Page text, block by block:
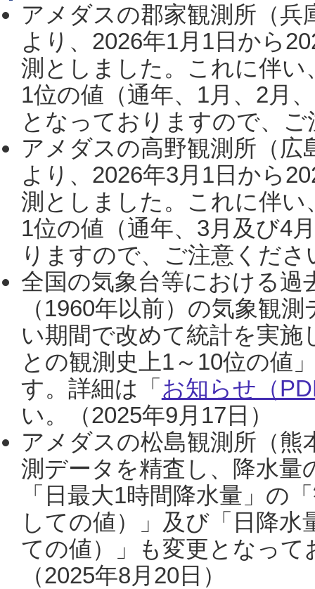
アメダスの郡家観測所（
より、2026年1月1日から
測としました。これに伴い
1位の値（通年、1月、2月
となっておりますので、
アメダスの高野観測所（
より、2026年3月1日から
測としました。これに伴い
1位の値（通年、3月及び4
りますので、ご注意くだ
全国の気象台等における過
（1960年以前）の気象観
い期間で改めて統計を実
との観測史上1～10位の値
す。詳細は「 お知らせ（
い。（2025年9月17日）
アメダスの松島観測所（熊
測データを精査し、降水
「日最大1時間降水量」の
しての値）」及び「日降
ての値）」も変更となっ
（2025年8月20日）